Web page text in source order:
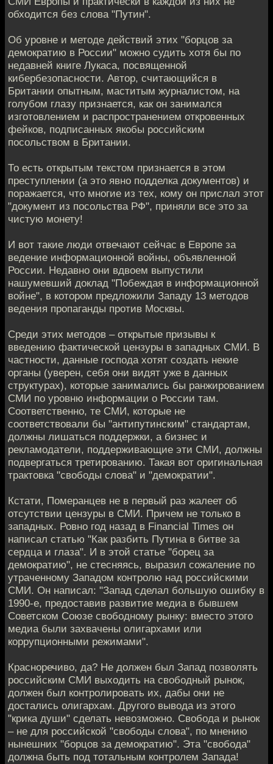
обходится без слова "Путин".
Об уровне и методе действий этих "борцов за
демократию в России" можно судить хотя бы по
недавней книге Лукаса, посвященной
кибербезопасности. Автор, считающийся в
Британии опытным, маститым журналистом, на
голубом глазу признается, как он занимался
изготовлением и распространением откровенных
фейков, подписанных якобы российским
посольством в Британии.
То есть открытым текстом признается в этом
преступлении (а это явно подделка документов) и
поражается, что многие из тех, кому он прислал этот
"документ из посольства РФ", приняли все это за
чистую монету!
И вот такие люди отвечают сейчас в Европе за
ведение информационной войны, объявленной
России. Недавно они вдвоем выпустили
нашумевший доклад "Побеждая в информационной
войне", в котором предложили Западу 13 методов
ведения пропаганды против Москвы.
Среди этих методов – открытые призывы к
введению фактической цензуры в западных СМИ. В
частности, данные господа хотят создать некие
органы (уверен, себя они видят уже в данных
структурах), которые занимались бы ранжированием
СМИ по уровню информации о России там.
Соответственно, те СМИ, которые не
соответствовали бы "антипутинским" стандартам,
должны лишаться поддержки, а бизнес и
рекламодатели, поддерживающие эти СМИ, должны
подвергаться третированию. Такая вот оригинальная
трактовка "свободы слова" и "демократии".
Кстати, Померанцев не в первый раз жалеет об
отсутствии цензуры в СМИ. Причем не только в
западных. Ровно год назад в Financial Times он
написал статью "Как разбить Путина в битве за
сердца и глаза". И в этой статье "борец за
демократию", не стесняясь, выразил сожаление по
утраченному Западом контролю над российскими
СМИ. Он написал: "Запад сделал большую ошибку в
1990-е, предоставив развитие медиа в бывшем
Советском Союзе свободному рынку: вместо этого
медиа были захвачены олигархами или
коррупционными режимами".
Красноречиво, да? Не должен был Запад позволять
российским СМИ выходить на свободный рынок,
должен был контролировать их, дабы они не
достались олигархам. Другого вывода из этого
"крика души" сделать невозможно. Свобода и рынок
– не для российской "свободы слова", по мнению
нынешних "борцов за демократию". Эта "свобода"
должна быть под тотальным контролем Запада!